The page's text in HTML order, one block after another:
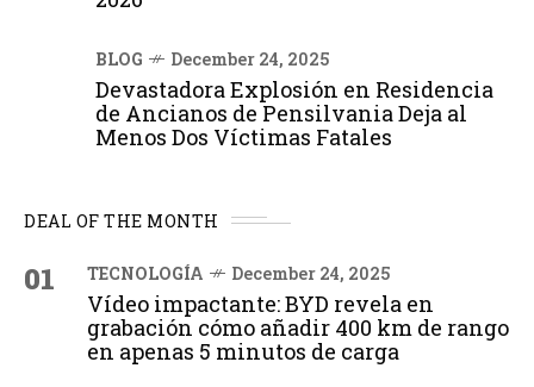
BLOG December 24, 2025
Devastadora Explosión en Residencia
de Ancianos de Pensilvania Deja al
Menos Dos Víctimas Fatales
DEAL OF THE MONTH
01 TECNOLOGÍA December 24, 2025
Vídeo impactante: BYD revela en
grabación cómo añadir 400 km de rango
en apenas 5 minutos de carga